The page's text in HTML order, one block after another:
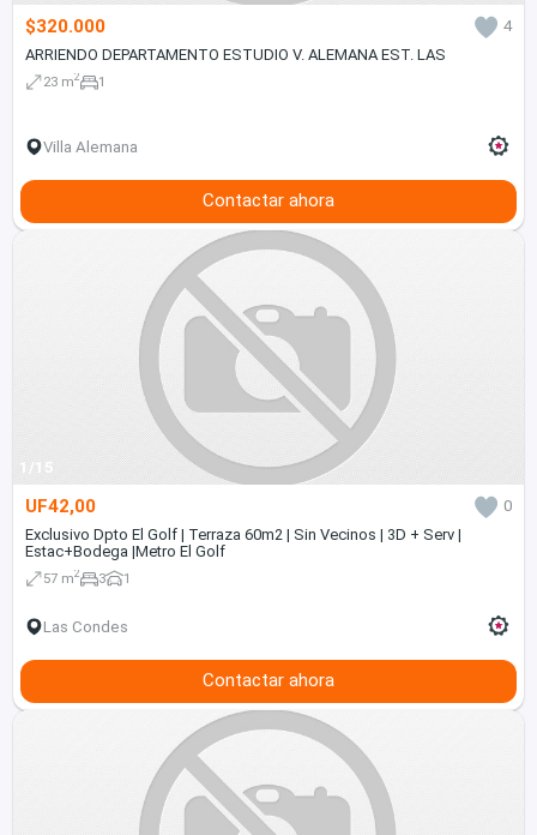
$320.000
4
ARRIENDO DEPARTAMENTO ESTUDIO V. ALEMANA EST. LAS
23 m2 1
Villa Alemana
Contactar ahora
1/15
UF42,00
0
Exclusivo Dpto El Golf | Terraza 60m2 | Sin Vecinos | 3D + Serv |
Estac+Bodega |Metro El Golf
57 m2 3 1
Las Condes
Contactar ahora